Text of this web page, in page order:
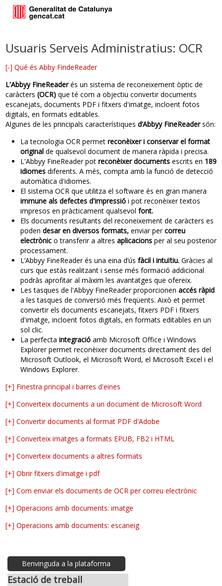
Benvinguda a la plataforma
Estació de treball
Usuaris Serveis Administratius: OCR
[-] Qué és Abby FindeReader
L'Abbyy FineReaderés un sistema de reconeixement òptic de
caràcters (OCR) que té com a objectiu convertir documents
escanejats, documents PDF i fitxers d'imatge, incloent fotos
digitals, en formats editables.
Algunes de les principals característiques d’Abbyy FineReadersón:
La tecnologia OCR permet reconèixer i conservar el format
original de qualsevol document de manera ràpida i precisa.
L'Abbyy FineReader pot reconèixer documents escrits en 189
idiomes diferents. A més, compta amb la funció de detecció
automàtica d'idiomes.
El sistema OCR que utilitza el software és en gran manera
immune als defectes d'impressió i pot reconèixer textos
impresos en pràcticament qualsevol font.
Els documents resultants del reconeixement de caràcters es
poden desar en diversos formats, enviar percorreu
electrònic o transferir a altres aplicacions per al seu posterior
processament.
L’Abbyy FineReader és una eina d’ús fàcil i intuïtiu. Gràcies al
curs que estàs realitzant i sense més formació addicional
podràs aprofitar al màxim les avantatges que ofereix.
Les tasques de l'Abbyy FineReader proporcionen accés ràpid
a les tasques de conversió més freqüents. Això et permet
convertir els documents escanejats, fitxers PDF i fitxers
d'imatge, incloent fotos digitals, en formats editables en un
sol clic.
La perfecta integració amb Microsoft Office i Windows
Explorer permet reconèixer documents directament des del
Microsoft Outlook, el Microsoft Word, el Microsoft Excel i el
Windows Explorer.
[+] Finestra principal i barres d'eines
[+] Converteix documents a un document de Microsoft Word
[+] Convertir documents al format PDF d'Adobe
[+] Converteix imatges a formats EPUB, FB2 i HTML
[+] Converteix documents a altres formats
[+] Obrir fitxers d'imatge i pdf
[+] Com enviar els documents de OCR per correu electrònic
[+] Operacions amb documents: imatge
[+] Operacions amb documents: escaneig